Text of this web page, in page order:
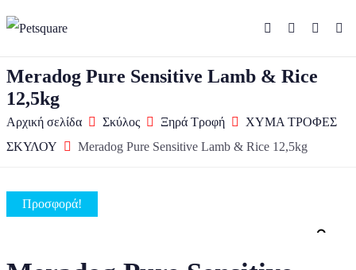
Meradog Pure Sensitive Lamb & Rice
12,5kg
Αρχική σελίδα Σκύλος Ξηρά Τροφή
ΧΥΜΑ ΤΡΟΦΕΣ
ΣΚΥΛΟΥ
Meradog Pure Sensitive Lamb & Rice 12,5kg
Προσφορά!